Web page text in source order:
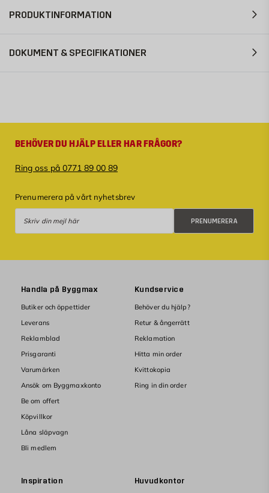
PRODUKTINFORMATION
DOKUMENT & SPECIFIKATIONER
BEHÖVER DU HJÄLP ELLER HAR FRÅGOR?
Ring oss på 0771 89 00 89
Prenumerera på vårt nyhetsbrev
PRENUMERERA
Huvudkontor
Handla på Byggmax
Butiker och öppettider
Leverans
Reklamblad
Prisgaranti
Varumärken
Ansök om Byggmaxkonto
Be om offert
Köpvillkor
Låna släpvagn
Bli medlem
Kundservice
Behöver du hjälp?
Retur & ångerrätt
Reklamation
Hitta min order
Kvittokopia
Ring in din order
Inspiration